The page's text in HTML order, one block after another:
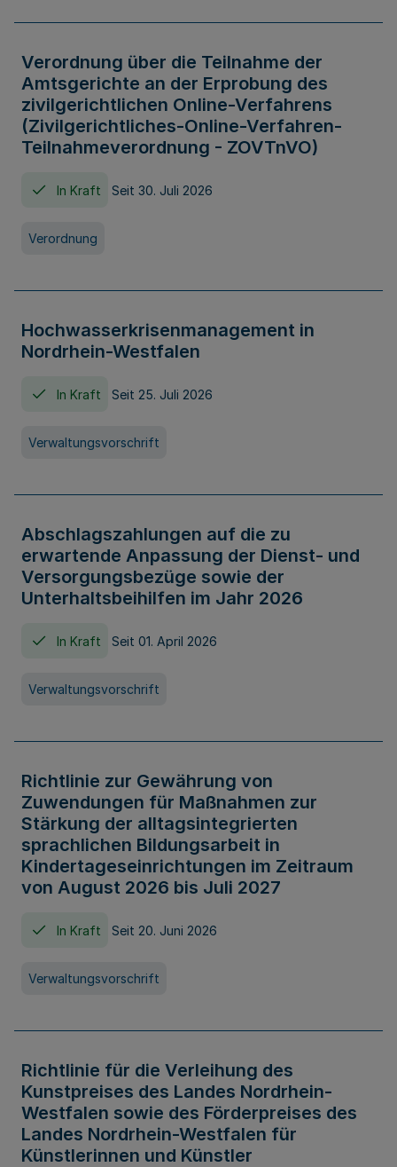
Verordnung über die Teilnahme der
Amtsgerichte an der Erprobung des
zivilgerichtlichen Online-Verfahrens
(Zivilgerichtliches-Online-Verfahren-
Teilnahmeverordnung - ZOVTnVO)
In Kraft Seit 30. Juli 2026
Verordnung
Hochwasserkrisenmanagement in
Nordrhein-Westfalen
In Kraft Seit 25. Juli 2026
Verwaltungsvorschrift
Abschlagszahlungen auf die zu
erwartende Anpassung der Dienst- und
Versorgungsbezüge sowie der
Unterhaltsbeihilfen im Jahr 2026
In Kraft Seit 01. April 2026
Verwaltungsvorschrift
Richtlinie zur Gewährung von
Zuwendungen für Maßnahmen zur
Stärkung der alltagsintegrierten
sprachlichen Bildungsarbeit in
Kindertageseinrichtungen im Zeitraum
von August 2026 bis Juli 2027
In Kraft Seit 20. Juni 2026
Verwaltungsvorschrift
Richtlinie für die Verleihung des
Kunstpreises des Landes Nordrhein-
Westfalen sowie des Förderpreises des
Landes Nordrhein-Westfalen für
Künstlerinnen und Künstler